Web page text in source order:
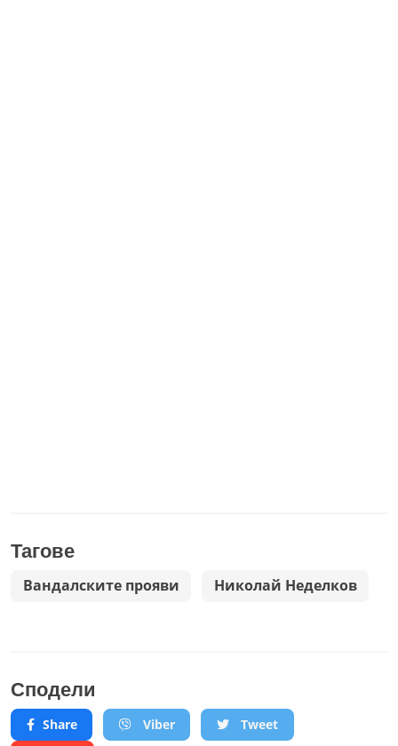
Тагове
Вандалските прояви Николай Неделков
Сподели
Share Viber Tweet